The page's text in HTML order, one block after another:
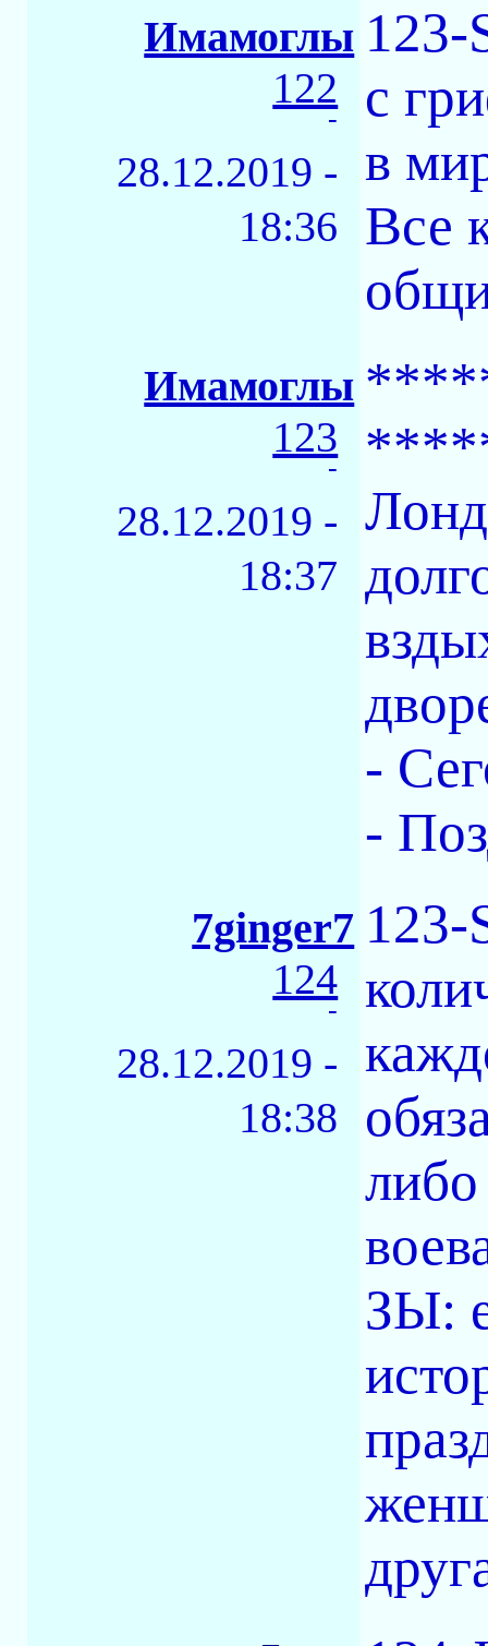
Имамоглы
122
-
28.12.2019 -
18:36
123-
с
в
Все
Имамоглы
123
-
28.12.2019 -
18:37
-
-
7ginger7
124
-
28.12.2019 -
18:38
123-
ЗЫ: